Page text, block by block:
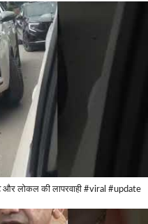
और लोकल की लापरवाही #viral #update